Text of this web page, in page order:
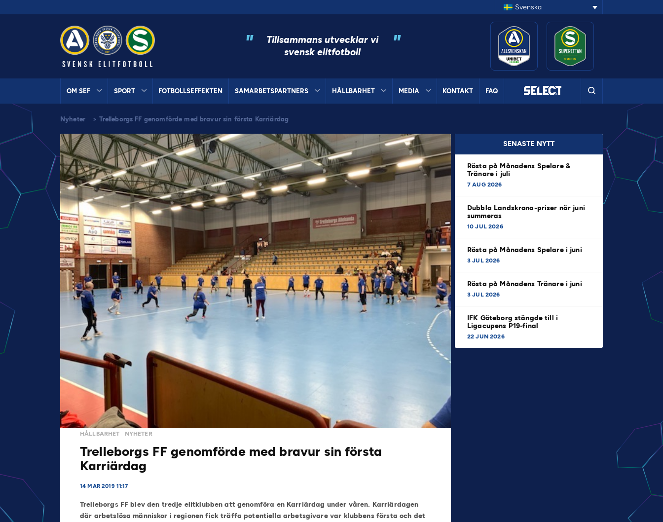
Svenska
"
Tillsammans utvecklar vi
svensk elitfotboll
"
OM SEF SPORT FOTBOLLSEFFEKTEN SAMARBETSPARTNERS HÅLLBARHET MEDIA KONTAKT FAQ
Nyheter > Trelleborgs FF genomförde med bravur sin första Karriärdag
HÅLLBARHET NYHETER
Trelleborgs FF genomförde med bravur sin första
Karriärdag
14 MAR 2019 11:17
Trelleborgs FF blev den tredje elitklubben att genomföra en Karriärdag under våren. Karriärdagen
där arbetslösa människor i regionen fick träffa potentiella arbetsgivare var klubbens första och det
SENASTE NYTT
Rösta på Månadens Spelare &
Tränare i juli
7 AUG 2026
Dubbla Landskrona-priser när juni
summeras
10 JUL 2026
Rösta på Månadens Spelare i juni
3 JUL 2026
Rösta på Månadens Tränare i juni
3 JUL 2026
IFK Göteborg stängde till i
Ligacupens P19-final
22 JUN 2026